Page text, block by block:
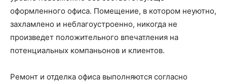
оформленного офиса. Помещение, в котором неуютно,
захламлено и неблагоустроенно, никогда не
произведет положительного впечатления на
потенциальных компаньонов и клиентов.
Ремонт и отделка офиса выполняются согласно